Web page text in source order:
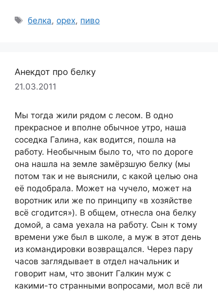
Метки
белка, орех, пиво
Анекдот про белку
21.03.2011
Мы тогда жили рядом с лесом. В одно
прекрасное и вполне обычное утро, наша
соседка Галина, как водится, пошла на
работу. Необычным было то, что по дороге
она нашла на земле замёрзшую белку (мы
потом так и не выяснили, с какой целью она
её подобрала. Может на чучело, может на
воротник или же по принципу «в хозяйстве
всё сгодится»). В общем, отнесла она белку
домой, а сама уехала на работу. Сын к тому
времени уже был в школе, а муж в этот день
из командировки возвращался. Через пару
часов заглядывает в отдел начальник и
говорит нам, что звонит Галкин муж с
какими-то странными вопросами, мол всё ли